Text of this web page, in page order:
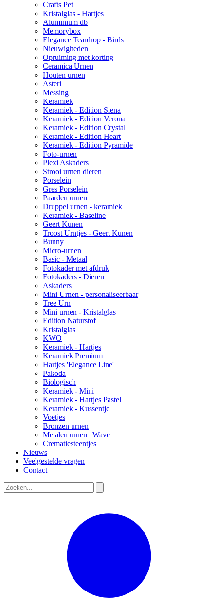
Crafts Pet
Kristalglas - Hartjes
Aluminium db
Memorybox
Elegance Teardrop - Birds
Nieuwigheden
Opruiming met korting
Ceramica Urnen
Houten urnen
Asteri
Messing
Keramiek
Keramiek - Edition Siena
Keramiek - Edition Verona
Keramiek - Edition Crystal
Keramiek - Edition Heart
Keramiek - Edition Pyramide
Foto-urnen
Plexi Askaders
Strooi urnen dieren
Porselein
Gres Porselein
Paarden urnen
Druppel urnen - keramiek
Keramiek - Baseline
Geert Kunen
Troost Urntjes - Geert Kunen
Bunny
Micro-urnen
Basic - Metaal
Fotokader met afdruk
Fotokaders - Dieren
Askaders
Mini Urnen - personaliseerbaar
Tree Urn
Mini urnen - Kristalglas
Edition Naturstof
Kristalglas
KWO
Keramiek - Hartjes
Keramiek Premium
Hartjes 'Elegance Line'
Pakoda
Biologisch
Keramiek - Mini
Keramiek - Hartjes Pastel
Keramiek - Kussentje
Voetjes
Bronzen urnen
Metalen urnen | Wave
Crematiesteentjes
Nieuws
Veelgestelde vragen
Contact